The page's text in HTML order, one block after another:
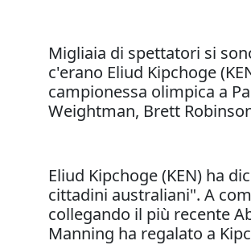
Migliaia di spettatori si
c'erano Eliud Kipchoge
campionessa olimpica a
Weightman, Brett
Eliud Kipchoge (KEN) ha
cittadini australiani". A
collegando il più recente
Manning ha regalato a